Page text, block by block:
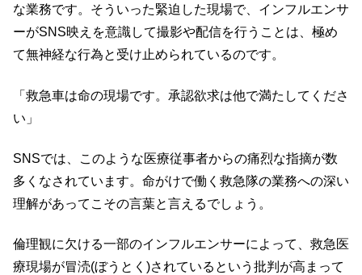
な業務です。そういった緊迫した現場で、インフルエンサ
ーがSNS映えを意識して撮影や配信を行うことは、極め
て無神経な行為と受け止められているのです。
「救急車は命の現場です。承認欲求は他で満たしてくださ
い」
SNSでは、このような医療従事者からの痛烈な指摘が数
多くなされています。命がけで働く救急隊の業務への深い
理解があってこその言葉と言えるでしょう。
倫理観に欠ける一部のインフルエンサーによって、救急医
療現場が冒涜(ぼうとく)されているという批判が高まって